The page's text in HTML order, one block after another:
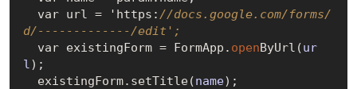
  var url = 'https:
//docs.google.com/forms/
d/-------------/edit';
  var existingForm =
FormApp . openByUrl(ur
l ) ;
  existingForm.set
Title(name) ;